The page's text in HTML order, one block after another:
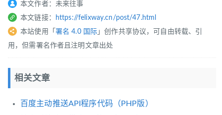
本文作者：未来往事
本文链接：
https://felixway.cn/post/47.html
本站使用「 署名 4.0 国际 」创作共享协议，可自由转载、引
用，但需署名作者且注明文章出处
相关文章
百度主动推送API程序代码（PHP版）